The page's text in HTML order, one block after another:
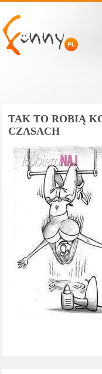
TAK TO ROBIĄ
CZASACH